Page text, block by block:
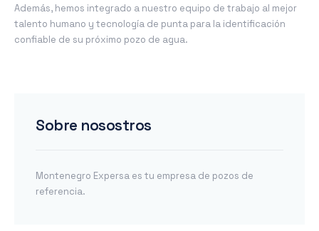
Además, hemos integrado a nuestro equipo de trabajo al mejor
talento humano y tecnología de punta para la identificación
confiable de su próximo pozo de agua.
Sobre nosostros
Montenegro Expersa es tu empresa de pozos de
referencia.